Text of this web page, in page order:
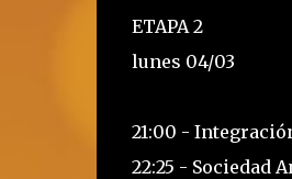
ETAPA 2
lunes 04/03
21:00 -
22:25 - Sociedad